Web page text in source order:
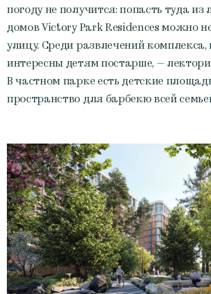
погоду не получится: попасть туда из
домов Victory Park Residences можно
улицу. Среди развлечений комплекса,
интересны детям постарше, —
В частном парке есть детские
пространство для барбекю всей